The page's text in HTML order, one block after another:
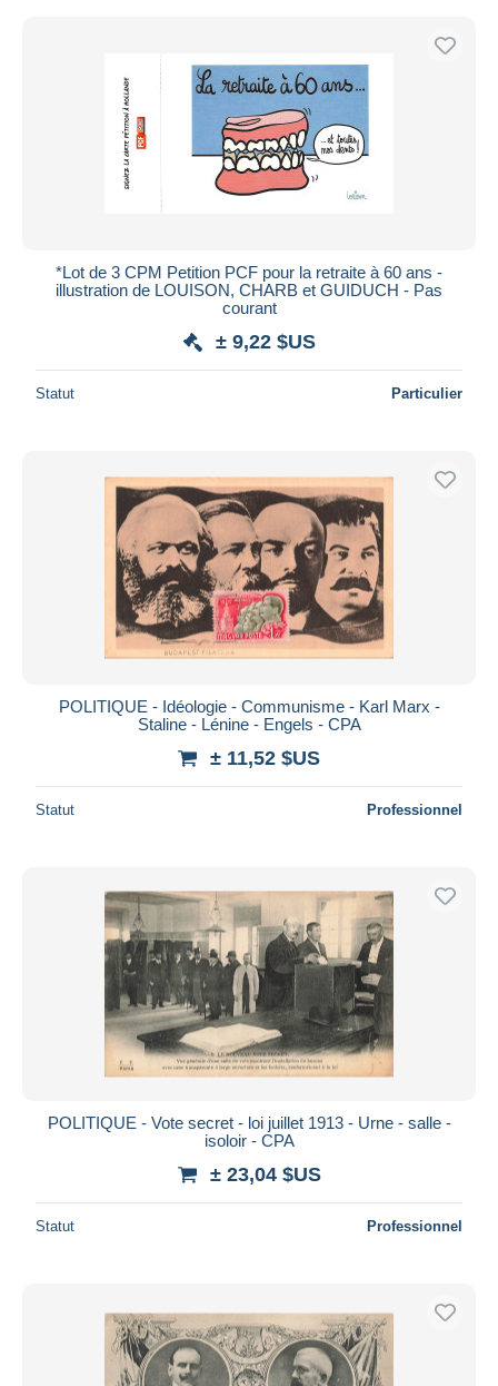
*Lot de 3 CPM Petition PCF pour la retraite à 60 ans -
illustration de LOUISON, CHARB et GUIDUCH - Pas
courant
± 9,22 $US
Statut Particulier
POLITIQUE - Idéologie - Communisme - Karl Marx -
Staline - Lénine - Engels - CPA
± 11,52 $US
Statut Professionnel
POLITIQUE - Vote secret - loi juillet 1913 - Urne - salle -
isoloir - CPA
± 23,04 $US
Statut Professionnel